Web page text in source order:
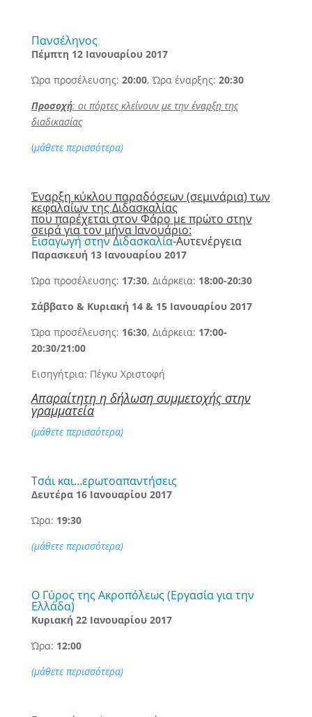
Πανσέληνος
Πέμπτη 12 Ιανουαρίου 2017
Ώρα προσέλευσης: 20:00, Ώρα έναρξης: 20:30
Προσοχή: οι πόρτες κλείνουν με την έναρξη της
διαδικασίας
(μάθετε περισσότερα)
Έναρξη κύκλου παραδόσεων (σεμινάρια) των
κεφαλαίων της Διδασκαλίας
που παρέχεται στον Φάρο με πρώτο στην
σειρά για τον μήνα Ιανουάριο:
Εισαγωγή στην Διδασκαλία-Αυτενέργεια
Παρασκευή 13 Ιανουαρίου 2017
Ώρα προσέλευσης: 17:30, Διάρκεια: 18:00-20:30
Σάββατο & Κυριακή 14 & 15 Ιανουαρίου 2017
Ώρα προσέλευσης: 16:30, Διάρκεια: 17:00-
20:30/21:00
Εισηγήτρια: Πέγκυ Χριστοφή
Απαραίτητη η δήλωση συμμετοχής στην
γραμματεία
(μάθετε περισσότερα)
Τσάι και…ερωτοαπαντήσεις
Δευτέρα 16 Ιανουαρίου 2017
Ώρα: 19:30
(μάθετε περισσότερα)
Ο Γύρος της Ακροπόλεως (Εργασία για την
Ελλάδα)
Κυριακή 22 Ιανουαρίου 2017
Ώρα: 12:00
(μάθετε περισσότερα)